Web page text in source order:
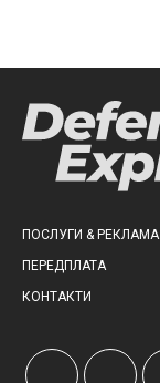
ПОСЛУГИ & РЕКЛАМА
ПЕРЕДПЛАТА
КОНТАКТИ